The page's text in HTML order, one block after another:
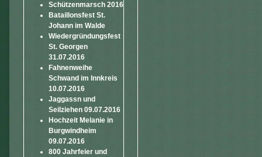
Schützenmarsch 2016
Bataillonsfest St.
Johann im Walde
Wiedergründungsfest
St. Georgen
31.07.2016
Fahnenweihe
Schwand im Innkreis
10.07.2016
Jaggassn und
Seilziehen 09.07.2016
Hochzeit Melanie in
Burgwindheim
09.07.2016
800 Jahrfeier und